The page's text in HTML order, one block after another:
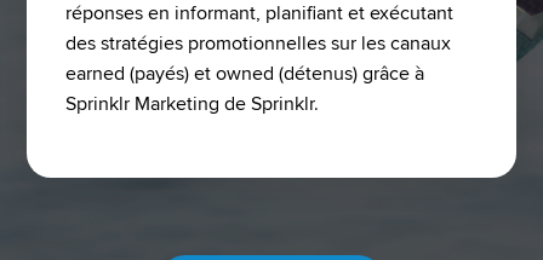
réponses en informant, planifiant et exécutant
des stratégies promotionnelles sur les canaux
earned (payés) et owned (détenus) grâce à
Sprinklr Marketing de Sprinklr.